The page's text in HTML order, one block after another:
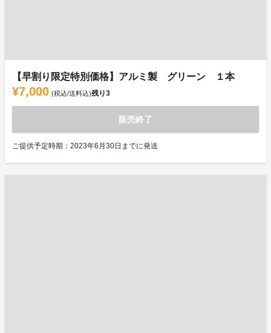
【早割り限定特別価格】アルミ製 グリーン １本
¥7,000 (税込/送料込)残り3
販売終了
ご提供予定時期：2023年6月30日までに発送